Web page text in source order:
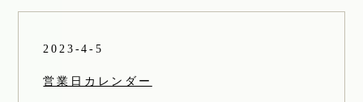
2023-4-5
営業日カレンダー